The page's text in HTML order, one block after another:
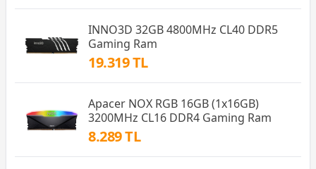
INNO3D 32GB 4800MHz CL40 DDR5
Gaming Ram
19.319 TL
Apacer NOX RGB 16GB (1x16GB)
3200MHz CL16 DDR4 Gaming Ram
8.289 TL